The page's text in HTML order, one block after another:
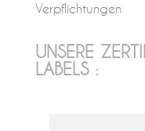
Verpflichtungen
UNSERE
LABELS :